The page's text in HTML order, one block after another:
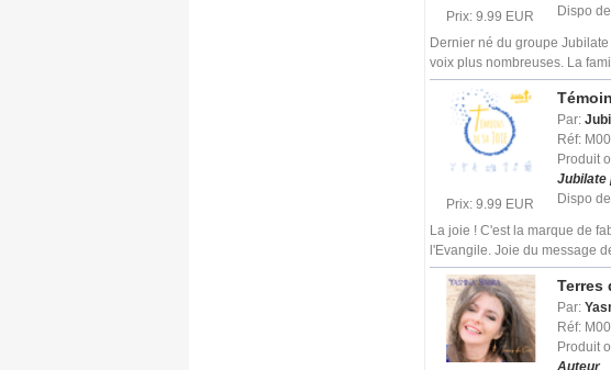
Prix: 9.99 EUR
Dispo
Dernier né du groupe
voix plus nombreuses. La
Prix: 9.99 EUR
Par:
Réf:
Produit
Jubilate
Dispo
La joie ! C'est la marque de
l'Evangile. Joie du message
Terres
Par:
Réf:
Produit
Auteur